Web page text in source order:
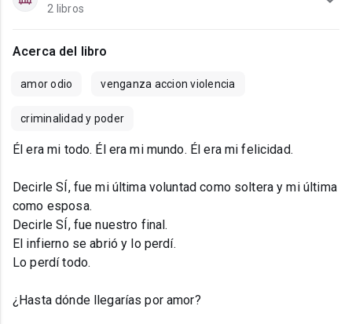
2 libros
Acerca del libro
amor odio venganza accion violencia
criminalidad y poder
Él era mi todo. Él era mi mundo. Él era mi felicidad.
Decirle SÍ, fue mi última voluntad como soltera y mi última
como esposa.
Decirle SÍ, fue nuestro final.
El infierno se abrió y lo perdí.
Lo perdí todo.
¿Hasta dónde llegarías por amor?